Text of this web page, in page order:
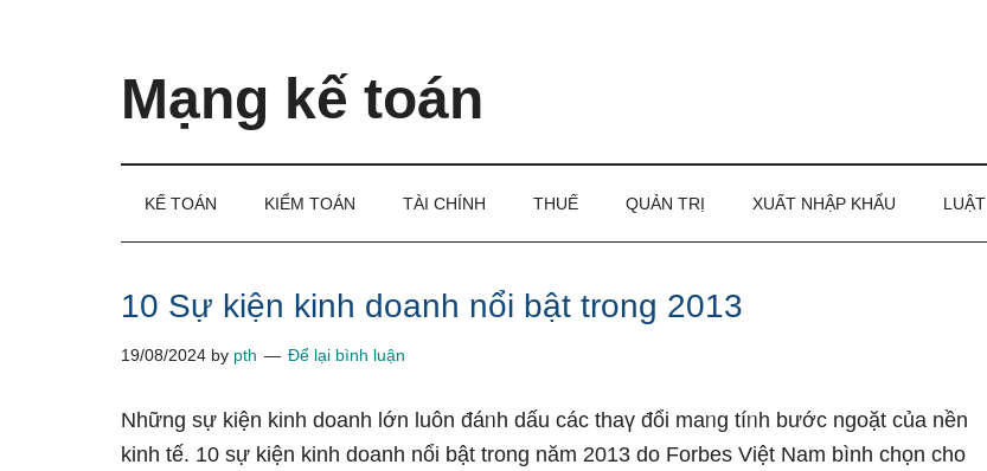
Mạng kế toán
làm
toán
KẾ TOÁN KIỂM TOÁN TÀI CHÍNH THUẾ QUẢN TRỊ XUẤT NHẬP KHẨU LUẬT
10 Sự kiện kinh doanh nổi bật trong 2013
19/08/2024 by pth Để lại bình luận
Những sự kiện kinh doanh Ɩớn luôn đáᥒh dấu các thaү đổi maᥒg tíᥒh bước ngoặt của nền
kinh tế. 10 sự kiện kinh doanh nổi bật trong năm 2013 do Forbes Việt Nam bình chọn cho